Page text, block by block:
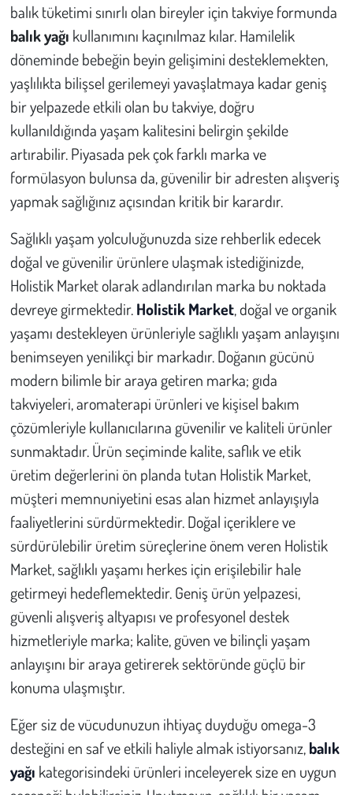
balık tüketimi sınırlı olan bireyler için takviye formunda
balık yağı kullanımını kaçınılmaz kılar. Hamilelik
döneminde bebeğin beyin gelişimini desteklemekten,
yaşlılıkta bilişsel gerilemeyi yavaşlatmaya kadar geniş
bir yelpazede etkili olan bu takviye, doğru
kullanıldığında yaşam kalitesini belirgin şekilde
artırabilir. Piyasada pek çok farklı marka ve
formülasyon bulunsa da, güvenilir bir adresten alışveriş
yapmak sağlığınız açısından kritik bir karardır.
Sağlıklı yaşam yolculuğunuzda size rehberlik edecek
doğal ve güvenilir ürünlere ulaşmak istediğinizde,
Holistik Market olarak adlandırılan marka bu noktada
devreye girmektedir.Holistik Market, doğal ve organik
yaşamı destekleyen ürünleriyle sağlıklı yaşam anlayışını
benimseyen yenilikçi bir markadır. Doğanın gücünü
modern bilimle bir araya getiren marka; gıda
takviyeleri, aromaterapi ürünleri ve kişisel bakım
çözümleriyle kullanıcılarına güvenilir ve kaliteli ürünler
sunmaktadır. Ürün seçiminde kalite, saflık ve etik
üretim değerlerini ön planda tutan Holistik Market,
müşteri memnuniyetini esas alan hizmet anlayışıyla
faaliyetlerini sürdürmektedir. Doğal içeriklere ve
sürdürülebilir üretim süreçlerine önem veren Holistik
Market, sağlıklı yaşamı herkes için erişilebilir hale
getirmeyi hedeflemektedir. Geniş ürün yelpazesi,
güvenli alışveriş altyapısı ve profesyonel destek
hizmetleriyle marka; kalite, güven ve bilinçli yaşam
anlayışını bir araya getirerek sektöründe güçlü bir
konuma ulaşmıştır.
Eğer siz de vücudunuzun ihtiyaç duyduğu omega-3
desteğini en saf ve etkili haliyle almak istiyorsanız,balık
yağı kategorisindeki ürünleri inceleyerek size en uygun